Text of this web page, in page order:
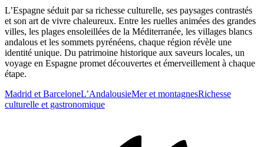
L’Espagne séduit par sa richesse culturelle, ses paysages contrastés
et son art de vivre chaleureux. Entre les ruelles animées des grandes
villes, les plages ensoleillées de la Méditerranée, les villages blancs
andalous et les sommets pyrénéens, chaque région révèle une
identité unique. Du patrimoine historique aux saveurs locales, un
voyage en Espagne promet découvertes et émerveillement à chaque
étape.
Madrid et BarceloneL’AndalousieMer et montagnesRichesse
culturelle et gastronomique